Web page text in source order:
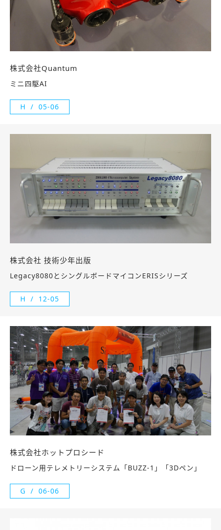
株式会社Quantum
ミニ四駆AI
H 05-06
株式会社 技術少年出版
Legacy8080とシングルボードマイコンERISシリーズ
H 12-05
株式会社ホットプロシード
ドローン用テレメトリーシステム「BUZZ-1」「3Dペン」
G 06-06